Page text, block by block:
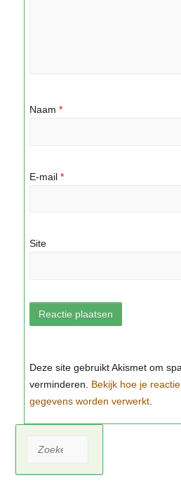
Naam *
E-mail *
Site
Bekijk hoe je reactie
gegevens worden verwerkt
Zoeken